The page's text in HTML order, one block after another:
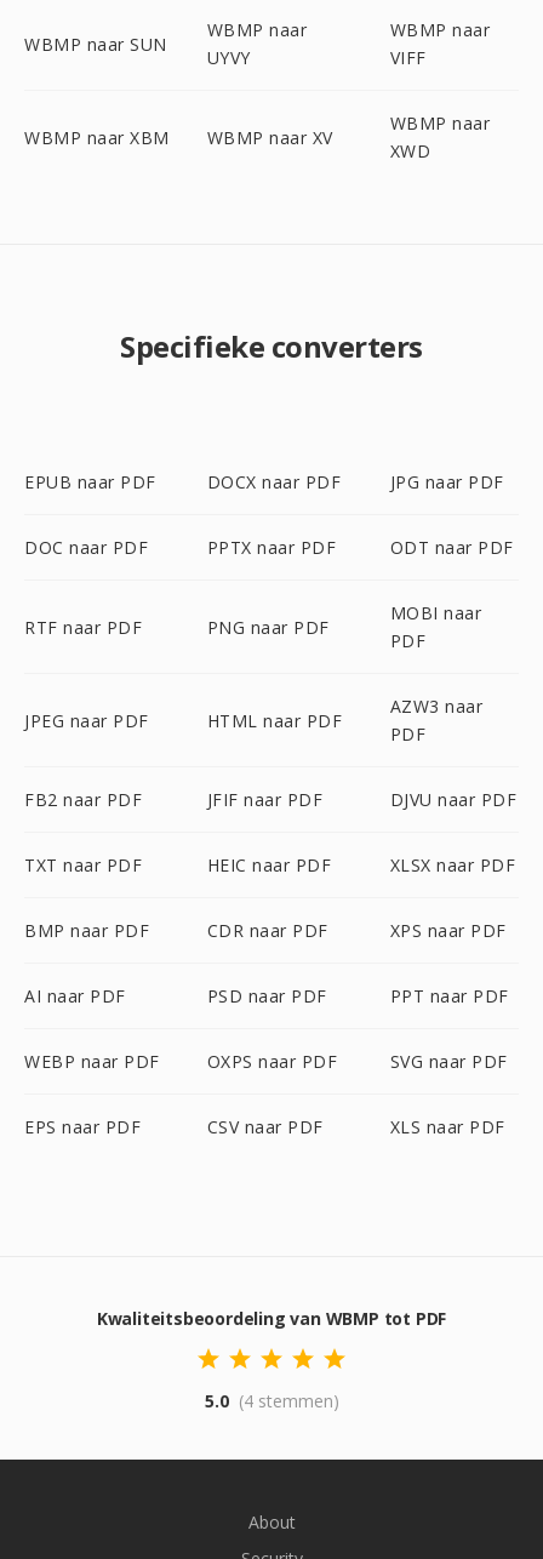
WBMP naar SUN
WBMP naar
UYVY
WBMP naar
VIFF
WBMP naar XBM WBMP naar XV
WBMP naar
XWD
Specifieke converters
EPUB naar PDF DOCX naar PDF JPG naar PDF
DOC naar PDF PPTX naar PDF ODT naar PDF
RTF naar PDF PNG naar PDF
MOBI naar
PDF
JPEG naar PDF HTML naar PDF
AZW3 naar
PDF
FB2 naar PDF JFIF naar PDF DJVU naar PDF
TXT naar PDF HEIC naar PDF XLSX naar PDF
BMP naar PDF CDR naar PDF XPS naar PDF
AI naar PDF PSD naar PDF PPT naar PDF
WEBP naar PDF OXPS naar PDF SVG naar PDF
EPS naar PDF CSV naar PDF XLS naar PDF
Kwaliteitsbeoordeling van WBMP tot PDF
5.0 (4 stemmen)
About